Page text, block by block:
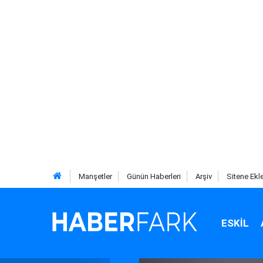
Manşetler Günün Haberleri Arşiv Sitene
ESKIL